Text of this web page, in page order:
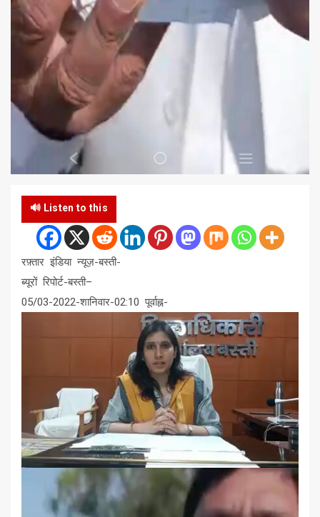
🔊 Listen to this
रफ़्तार इंडिया न्यूज़-बस्ती-
ब्यूरों रिपोर्ट-बस्ती–
05/03-2022-शानिवार-02:10 पूर्वाह्न-